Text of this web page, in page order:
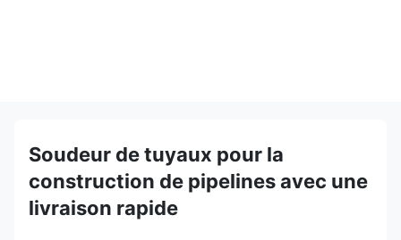
Soudeur de tuyaux pour la
construction de pipelines avec une
livraison rapide